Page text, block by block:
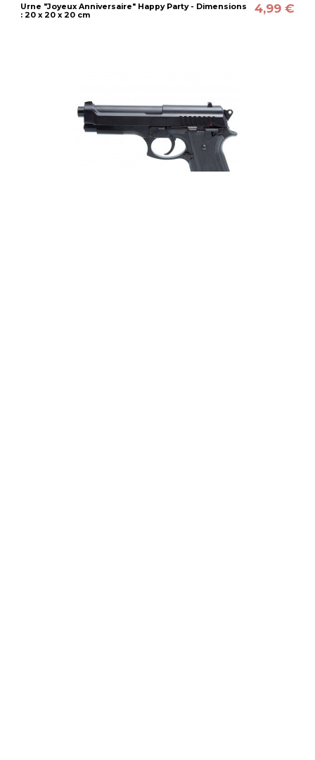
Urne "Joyeux Anniversaire" Happy Party - Dimensions
: 20 x 20 x 20 cm
4,99 €